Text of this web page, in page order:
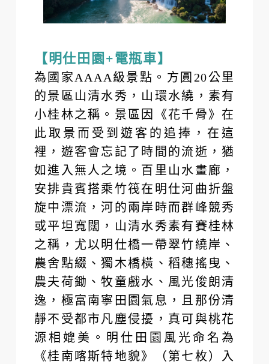
【明仕田園+電瓶車】
為國家AAAA級景點。方圓20公里
的景區山清水秀，山環水繞，素有
小桂林之稱。景區因《花千骨》在
此取景而受到遊客的追捧，在這
裡，遊客會忘記了時間的流逝，猶
如進入無人之境。百里山水畫廊，
安排貴賓搭乘竹筏在明仕河曲折盤
旋中漂流，河的兩岸時而群峰競秀
或平坦寬闊，山清水秀素有賽桂林
之稱，尤以明仕橋一帶翠竹繞岸、
農舍點綴、獨木橋橫、稻穗搖曳、
農夫荷鋤、牧童戲水、風光俊朗清
逸，極富南寧田園氣息，且那份清
靜不受都市凡塵侵擾，真可與桃花
源相媲美。明仕田園風光命名為
《桂南喀斯特地貌》（第七枚）入